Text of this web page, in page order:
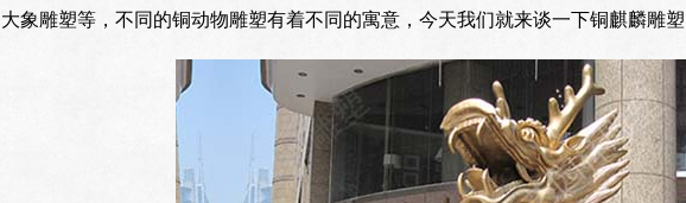
大象雕塑等，不同的铜动物雕塑有着不同的寓意，今天我们就来谈一下铜麒麟雕塑